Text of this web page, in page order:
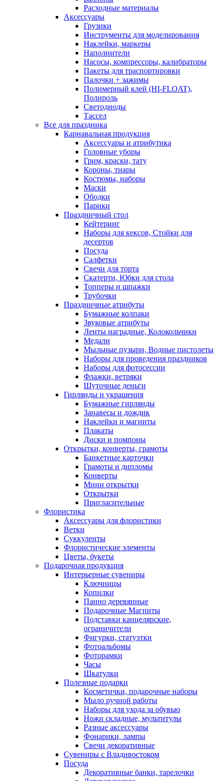
Расходные материалы
Аксессуары
Грузики
Инструменты для моделирования
Наклейки, маркеры
Наполнители
Насосы, компрессоры, калибраторы
Пакеты для траспортировки
Палочки + зажимы
Полимерный клей (HI-FLOAT),
Полироль
Светодиоды
Тассел
Все для праздника
Карнавальная продукция
Аксессуары и атрибутика
Головные уборы
Грим, краски, тату
Короны, тиары
Костюмы, наборы
Маски
Ободки
Парики
Праздничный стол
Кейтеринг
Наборы для кексов, Стойки для
десертов
Посуда
Салфетки
Свечи для торта
Скатерти, Юбки для стола
Топперы и шпажки
Трубочки
Праздничные атрибуты
Бумажные колпаки
Звуковые атрибуты
Ленты наградные, Колокольчики
Медали
Мыльные пузыри, Водные пистолеты
Наборы для проведения праздников
Наборы для фотосессии
Флажки, ветряки
Шуточные деньги
Гирлянды и украшения
Бумажные гирлянды
Занавесы и дождик
Наклейки и магниты
Плакаты
Диски и помпоны
Открытки, конверты, грамоты
Банкетные карточки
Грамоты и дипломы
Конверты
Мини открытки
Открытки
Пригласительные
Флористика
Аксессуары для флористики
Ветки
Суккуленты
Флористические элементы
Цветы, букеты
Подарочная продукция
Интерьерные сувениры
Ключницы
Копилки
Панно деревянные
Подарочные Магниты
Подставки канцелярские,
ограничители
Фигурки, статуэтки
Фотоальбомы
Фоторамки
Часы
Шкатулки
Полезные подарки
Косметички, подарочные наборы
Мыло ручной работы
Наборы для ухода за обувью
Ножи складные, мультитулы
Разные аксессуары
Фонарики, лампы
Свечи декоративные
Сувениры с Владивостоком
Посуда
Декоративные банки, тарелочки